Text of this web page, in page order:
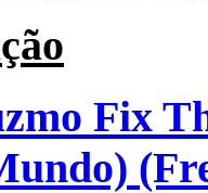
Fix